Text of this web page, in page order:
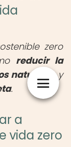
zero
reducir la
naturalesy
.
a
vida zero